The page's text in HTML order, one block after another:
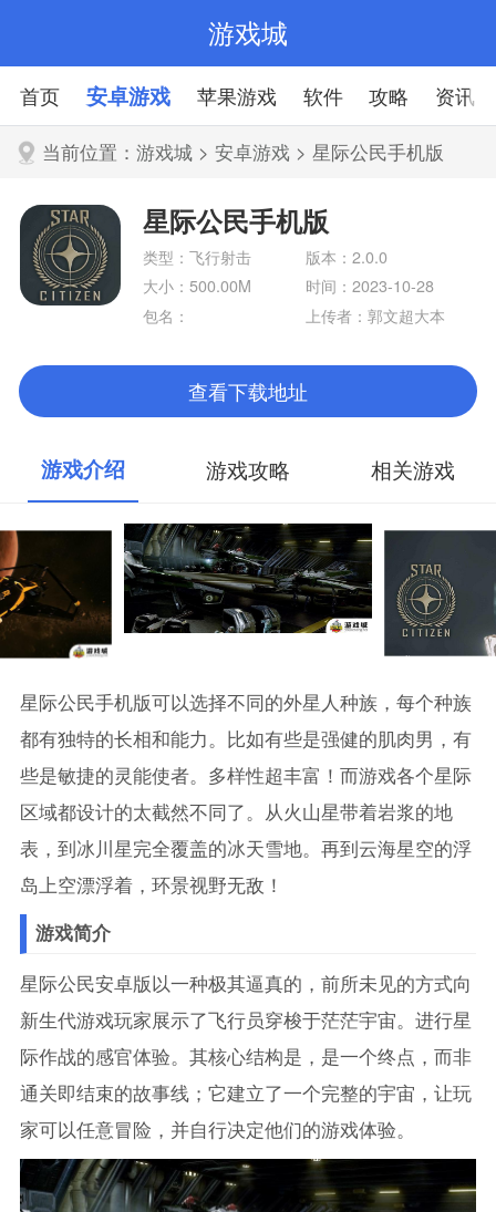
游戏城
首页 安卓游戏 苹果游戏 软件 攻略 资讯
当前位置：游戏城 >安卓游戏 > 星际公民手机版
星际公民手机版
类型：飞行射击
版本：2.0.0
大小：500.00M
时间：2023-10-28
包名：
上传者：郭文超大本
查看下载地址
游戏介绍 游戏攻略 相关游戏
星际公民手机版可以选择不同的外星人种族，每个种族
都有独特的长相和能力。比如有些是强健的肌肉男，有
些是敏捷的灵能使者。多样性超丰富！而游戏各个星际
区域都设计的太截然不同了。从火山星带着岩浆的地
表，到冰川星完全覆盖的冰天雪地。再到云海星空的浮
岛上空漂浮着，环景视野无敌！
游戏简介
星际公民安卓版以一种极其逼真的，前所未见的方式向
新生代游戏玩家展示了飞行员穿梭于茫茫宇宙。进行星
际作战的感官体验。其核心结构是，是一个终点，而非
通关即结束的故事线；它建立了一个完整的宇宙，让玩
家可以任意冒险，并自行决定他们的游戏体验。